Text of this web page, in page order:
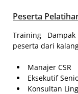
Peserta
Training
peserta dari
Manajer CSR
Eksekutif
Konsultan